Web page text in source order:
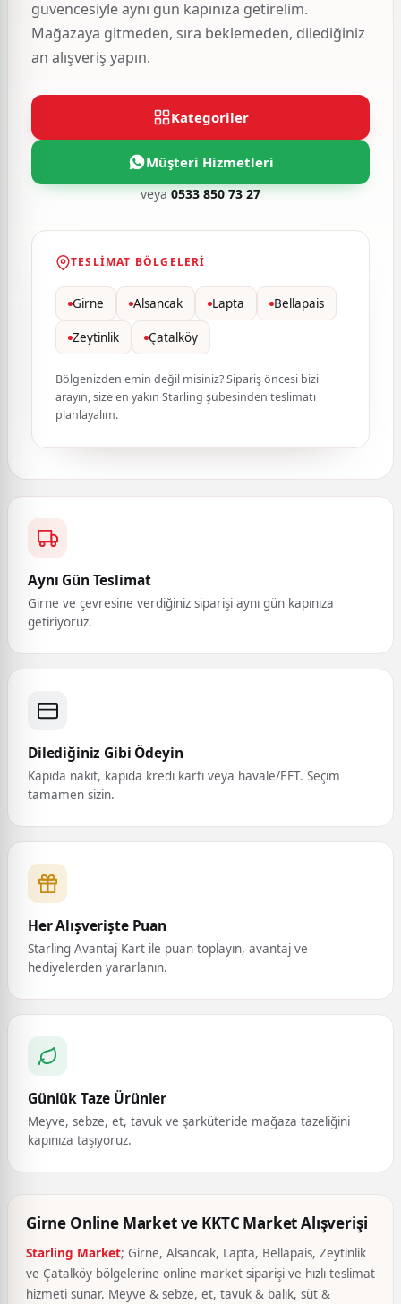
güvencesiyle aynı gün kapınıza getirelim.
Mağazaya gitmeden, sıra beklemeden, dilediğiniz
an alışveriş yapın.
Kategoriler
Müşteri Hizmetleri
veya0533 850 73 27
TESLIMAT BÖLGELERI
Girne Alsancak Lapta Bellapais
Zeytinlik Çatalköy
Bölgenizden emin değil misiniz? Sipariş öncesi bizi
arayın, size en yakın Starling şubesinden teslimatı
planlayalım.
Aynı Gün Teslimat
Girne ve çevresine verdiğiniz siparişi aynı gün kapınıza
getiriyoruz.
Dilediğiniz Gibi Ödeyin
Kapıda nakit, kapıda kredi kartı veya havale/EFT. Seçim
tamamen sizin.
Her Alışverişte Puan
Starling Avantaj Kart ile puan toplayın, avantaj ve
hediyelerden yararlanın.
Günlük Taze Ürünler
Meyve, sebze, et, tavuk ve şarküteride mağaza tazeliğini
kapınıza taşıyoruz.
Girne Online Market ve KKTC Market Alışverişi
Starling Market; Girne, Alsancak, Lapta, Bellapais, Zeytinlik
ve Çatalköy bölgelerine online market siparişi ve hızlı teslimat
hizmeti sunar. Meyve & sebze, et, tavuk & balık, süt &